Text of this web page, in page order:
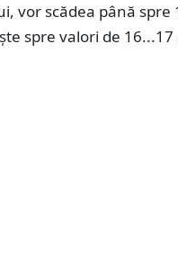
vor scădea până spre
spre valori de